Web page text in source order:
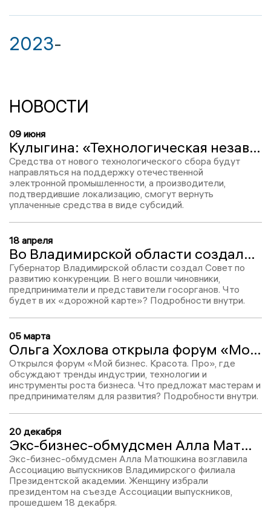
2023-
НОВОСТИ
09 июня
Кулыгина: «Технологическая независимость страны - это вопрос безопасности в текущих геополитических условиях»
Средства от нового технологического сбора будут
направляться на поддержку отечественной
электронной промышленности, а производители,
подтвердившие локализацию, смогут вернуть
уплаченные средства в виде субсидий.
18 апреля
Во Владимирской области создали Совет по развитию конкуренции
Губернатор Владимирской области создал Совет по
развитию конкуренции. В него вошли чиновники,
предприниматели и представители госорганов. Что
будет в их «дорожной карте»? Подробности внутри.
05 марта
Ольга Хохлова открыла форум «Мой бизнес. Красота. Про»
Открылся форум «Мой бизнес. Красота. Про», где
обсуждают тренды индустрии, технологии и
инструменты роста бизнеса. Что предложат мастерам и
предпринимателям для развития? Подробности внутри.
20 декабря
Экс-бизнес-обмудсмен Алла Матюшкина возглавила Ассоциацию выпускников Владимирского филиала РАНХиГС
Экс-бизнес-обмудсмен Алла Матюшкина возглавила
Ассоциацию выпускников Владимирского филиала
Президентской академии. Женщину избрали
президентом на съезде Ассоциации выпускников,
прошедшем 18 декабря.